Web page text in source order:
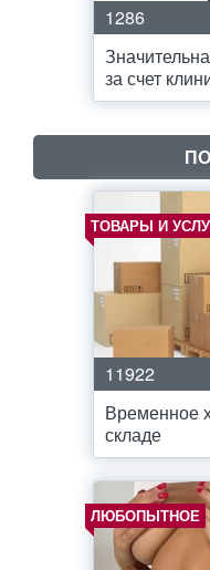
1286
за счет
ТОВАРЫ И
11922
Временное
складе
ЛЮБОПЫТНОЕ